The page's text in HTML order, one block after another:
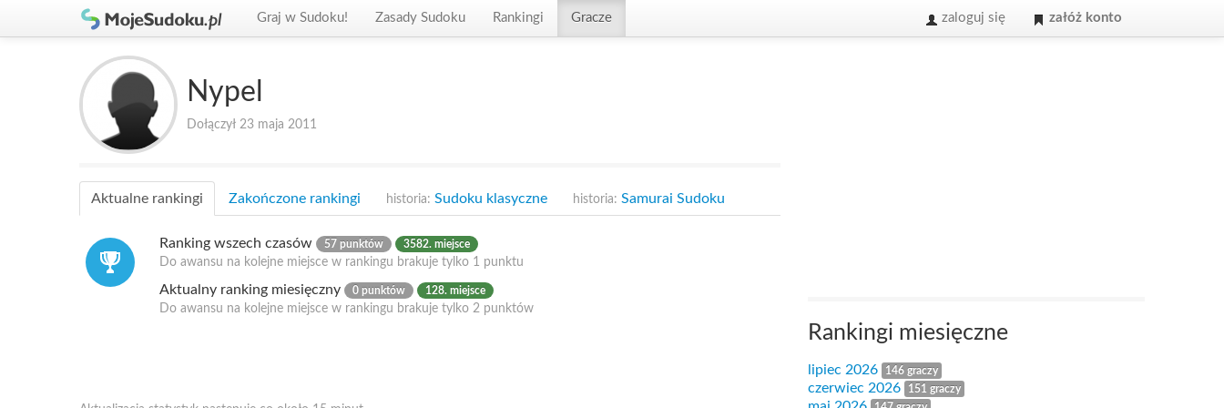
Graj w Sudoku! Zasady Sudoku Rankingi Gracze zaloguj się załóż konto
Nypel
Dołączył 23 maja 2011
Aktualne rankingi Zakończone rankingi historia: Sudoku klasyczne historia: Samurai Sudoku
Ranking wszech czasów 57 punktów 3582. miejsce
Do awansu na kolejne miejsce w rankingu brakuje tylko 1 punktu
Aktualny ranking miesięczny 0 punktów 128. miejsce
Do awansu na kolejne miejsce w rankingu brakuje tylko 2 punktów
Rankingi miesięczne
lipiec 2026 146 graczy
czerwiec 2026 151 graczy